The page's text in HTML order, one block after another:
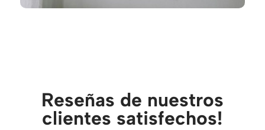
Reseñas de nuestros
clientes satisfechos!